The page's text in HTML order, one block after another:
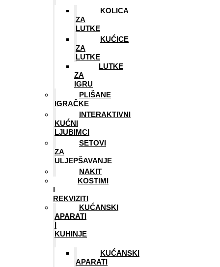
KOLICA
ZA
LUTKE
KUĆICE
ZA
LUTKE
LUTKE
ZA
IGRU
PLIŠANE
IGRAČKE
INTERAKTIVNI
KUĆNI
LJUBIMCI
SETOVI
ZA
ULJEPŠAVANJE
NAKIT
KOSTIMI
I
REKVIZITI
KUĆANSKI
APARATI
I
KUHINJE
KUĆANSKI
APARATI